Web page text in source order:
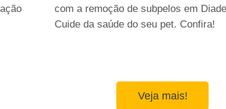
com a remoção de subpelos em
Cuide da saúde do seu pet. Confira!
Veja mais!